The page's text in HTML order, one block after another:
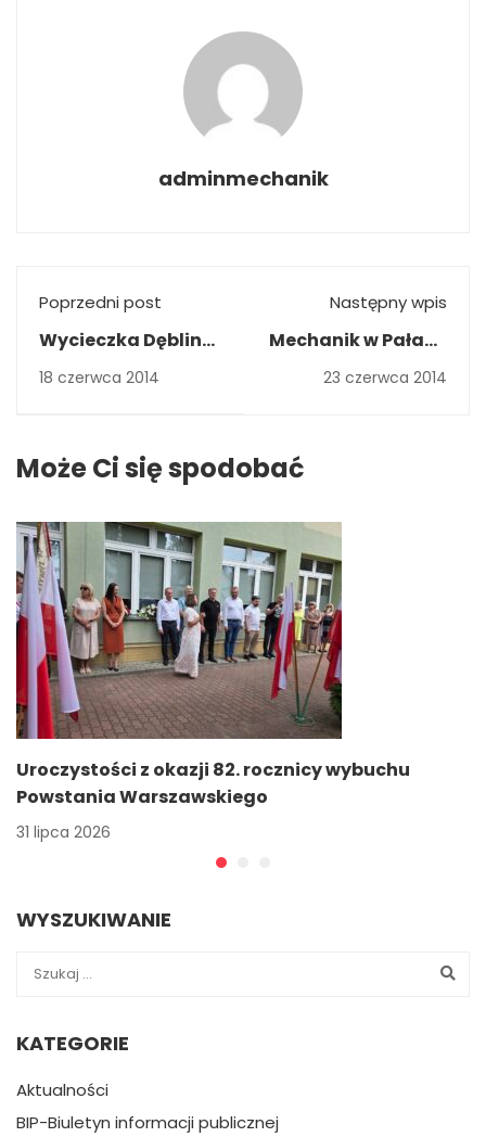
adminmechanik
Poprzedni post
Wycieczka Dęblin
2014
18 czerwca 2014
Następny wpis
Mechanik w Pałacu
Prezydenckim
23 czerwca 2014
Może Ci się spodobać
Uroczystości z okazji 82. rocznicy wybuchu
Powstania Warszawskiego
31 lipca 2026
WYSZUKIWANIE
KATEGORIE
Aktualności
BIP-Biuletyn informacji publicznej